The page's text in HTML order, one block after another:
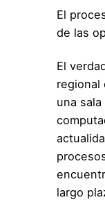
El
de las
El
regional
una
largo